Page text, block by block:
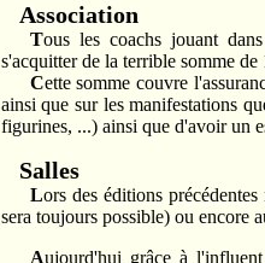
Association
Tous les coachs jouant dans le championnat seront forcément membre de l'association et devront
s'acquitter de la terrible somme de
Cette somme couvre l'assurance (de l'association et de ses membres) pour les salles que nous utiliserons
ainsi que sur les manifestations
figurines, ...) ainsi que d'avoir un
Salles
Lors des éditions précédentes nous nous organisions pour jouer chez les uns ou chez les autres (ce qui
sera toujours possible) ou encore
Aujourd'hui grâce à l'influent Aredhel nous disposons d'une magnifique salle du côté d'Arcueil. La